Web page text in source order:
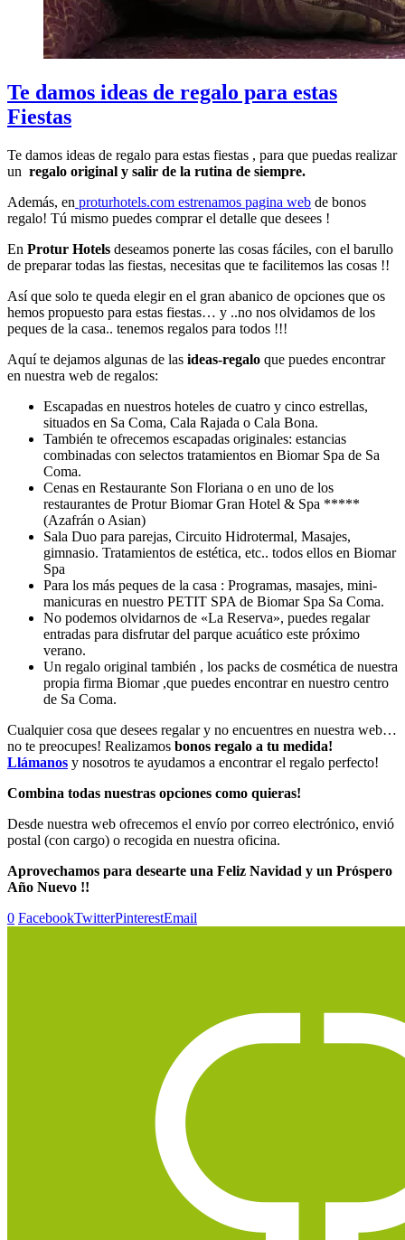
Te damos ideas de regalo para estas
Fiestas
Te damos ideas de regalo para estas fiestas , para que puedas realizar
un regalo original y salir de la rutina de siempre.
Además, en proturhotels.com estrenamos pagina web de bonos
regalo! Tú mismo puedes comprar el detalle que desees !
En Protur Hotels deseamos ponerte las cosas fáciles, con el barullo
de preparar todas las fiestas, necesitas que te facilitemos las cosas !!
Así que solo te queda elegir en el gran abanico de opciones que os
hemos propuesto para estas fiestas… y ..no nos olvidamos de los
peques de la casa.. tenemos regalos para todos !!!
Aquí te dejamos algunas de las ideas-regalo que puedes encontrar
en nuestra web de regalos:
Escapadas en nuestros hoteles de cuatro y cinco estrellas,
situados en Sa Coma, Cala Rajada o Cala Bona.
También te ofrecemos escapadas originales: estancias
combinadas con selectos tratamientos en Biomar Spa de Sa
Coma.
Cenas en Restaurante Son Floriana o en uno de los
restaurantes de Protur Biomar Gran Hotel & Spa *****
(Azafrán o Asian)
Sala Duo para parejas, Circuito Hidrotermal, Masajes,
gimnasio. Tratamientos de estética, etc.. todos ellos en Biomar
Spa
Para los más peques de la casa : Programas, masajes, mini-
manicuras en nuestro PETIT SPA de Biomar Spa Sa Coma.
No podemos olvidarnos de «La Reserva», puedes regalar
entradas para disfrutar del parque acuático este próximo
verano.
Un regalo original también , los packs de cosmética de nuestra
propia firma Biomar ,que puedes encontrar en nuestro centro
de Sa Coma.
Cualquier cosa que desees regalar y no encuentres en nuestra web…
no te preocupes! Realizamos bonos regalo a tu medida!
Llámanos y nosotros te ayudamos a encontrar el regalo perfecto!
Combina todas nuestras opciones como quieras!
Desde nuestra web ofrecemos el envío por correo electrónico, envió
postal (con cargo) o recogida en nuestra oficina.
Aprovechamos para desearte una Feliz Navidad y un Próspero
Año Nuevo !!
0 FacebookTwitterPinterestEmail